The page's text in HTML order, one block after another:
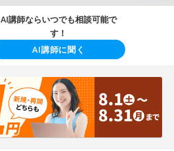
AI講師ならいつでも相談可能で
す！
AI講師に聞く